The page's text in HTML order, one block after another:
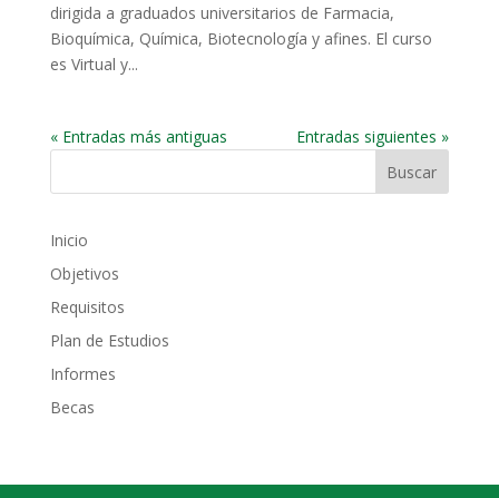
dirigida a graduados universitarios de Farmacia,
Bioquímica, Química, Biotecnología y afines. El curso
es Virtual y...
« Entradas más antiguas Entradas siguientes »
Inicio
Objetivos
Requisitos
Plan de Estudios
Informes
Becas